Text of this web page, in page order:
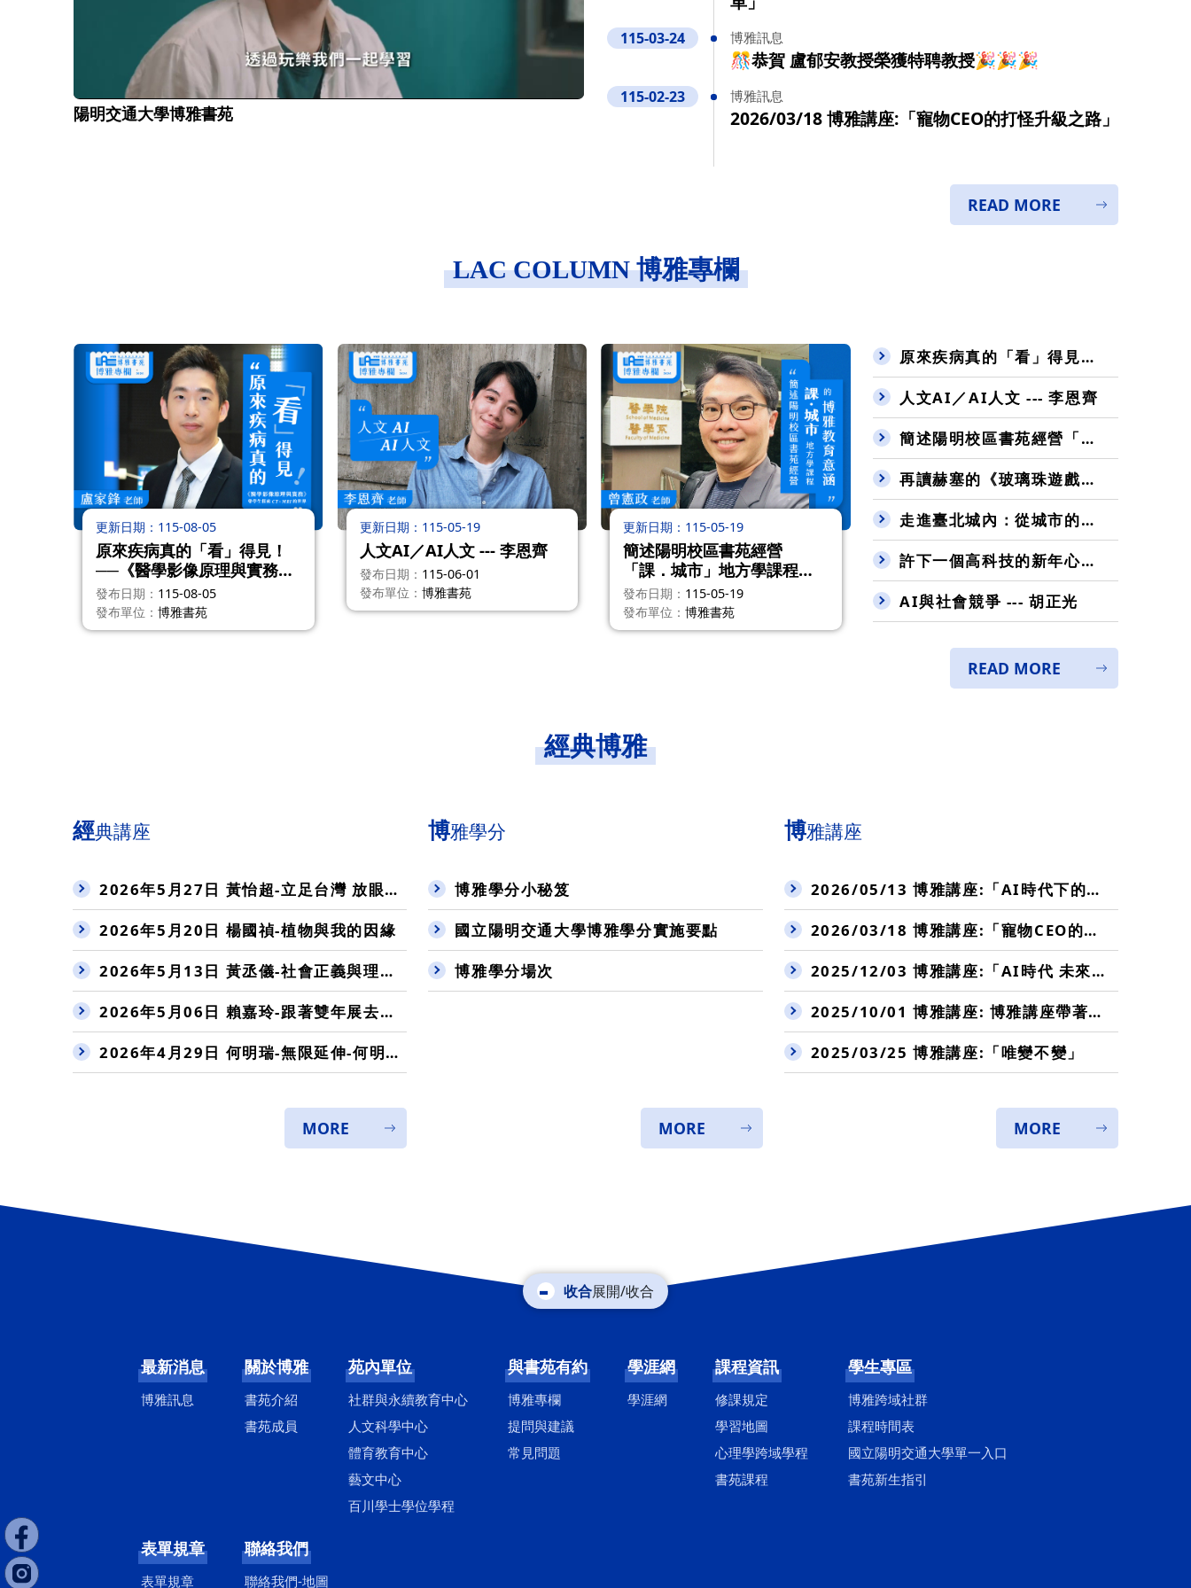
陽明交通大學博雅書苑
115-03-24 博雅訊息
🎊恭賀 盧郁安教授榮獲特聘教授🎉🎉🎉
115-02-23 博雅訊息
2026/03/18 博雅講座:「寵物CEO的打怪升級之路」
READ MORE
LAC COLUMN 博雅專欄
更新日期 115-08-05
原來疾病真的「看」得見！
──《醫學影像原理與實務》
帶學生探索 CT、MRI 的世界
---盧家鋒
發布日期
115-08-05
發布單位
博雅書苑
更新日期 115-05-19
人文AI／AI人文 --- 李恩齊
發布日期
115-06-01
發布單位
博雅書苑
更新日期 115-05-19
簡述陽明校區書苑經營
「課．城市」地方學課程的
博雅教育意涵 --- 曾憲政
發布日期
115-05-19
發布單位
博雅書苑
原來疾病真的「看」得見！ ──《醫學影像原理與實務》帶學生探索 CT、MRI 的世界 ---盧家鋒
人文AI／AI人文 --- 李恩齊
簡述陽明校區書苑經營「課．城市」地方學課程的博雅教育意涵 --- 曾憲政
再讀赫塞的《玻璃珠遊戲》有感（二）--- 陳一平
走進臺北城內：從城市的發展，看見一塊塊石頭的旅程 --- 張立鴻
許下一個高科技的新年心願 --- 楊谷洋
AI與社會競爭 --- 胡正光
READ MORE
經典博雅
經典講座
2026年5月27日 黃怡超-立足台灣 放眼世界
2026年5月20日 楊國禎-植物與我的因緣
2026年5月13日 黃丞儀-社會正義與理性行政：強化民主治理的行動方案
2026年5月06日 賴嘉玲-跟著雙年展去旅行：淺談當代藝術的社會介入
2026年4月29日 何明瑞-無限延伸-何明瑞的傳播人生
MORE
博雅學分
博雅學分小秘笈
國立陽明交通大學博雅學分實施要點
博雅學分場次
MORE
博雅講座
2026/05/13 博雅講座:「AI時代下的廣達創新變革」
2026/03/18 博雅講座:「寵物CEO的打怪升級之路」
2025/12/03 博雅講座:「AI時代 未來人才」
2025/10/01 博雅講座: 博雅講座帶著你,在生涯的轉彎處重開機!
2025/03/25 博雅講座:「唯變不變」
MORE
展開/收合
最新消息
博雅訊息
關於博雅
書苑介紹
書苑成員
苑內單位
社群與永續教育中心
人文科學中心
體育教育中心
藝文中心
百川學士學位學程
與書苑有約
博雅專欄
提問與建議
常見問題
學涯網
學涯網
課程資訊
修課規定
學習地圖
心理學跨域學程
書苑課程
學生專區
博雅跨域社群
課程時間表
國立陽明交通大學單一入口
書苑新生指引
表單規章
表單規章
聯絡我們
聯絡我們-地圖